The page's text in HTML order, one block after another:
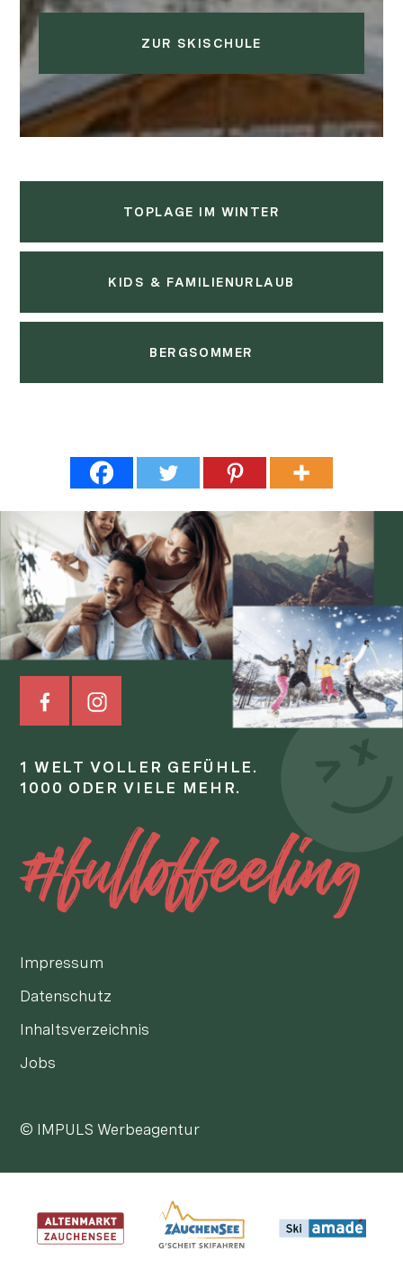
ZUR SKISCHULE
TOPLAGE IM WINTER
KIDS & FAMILIENURLAUB
BERGSOMMER
1 WELT VOLLER GEFÜHLE.
1000 ODER VIELE MEHR.
#fulloffeeling
Impressum
Datenschutz
Inhaltsverzeichnis
Jobs
© IMPULS Werbeagentur